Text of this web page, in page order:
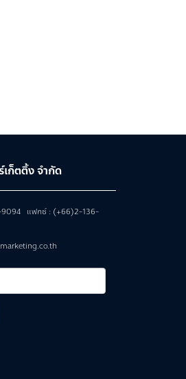
ก็ตติ้ง จำกัด
9094 แฟกซ์ : (+66)2-136-